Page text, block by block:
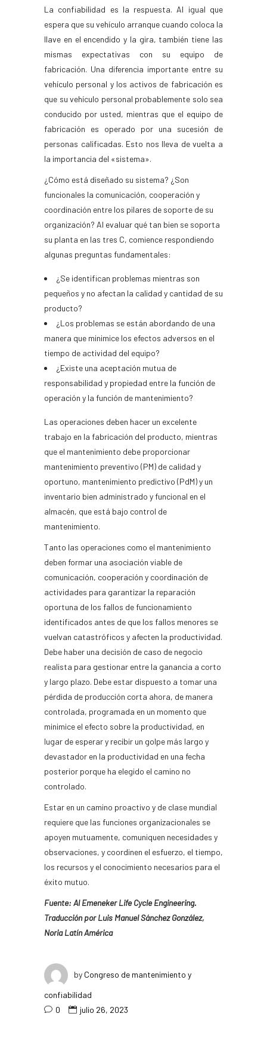
La confiabilidad es la respuesta. Al igual que
espera que su vehículo arranque cuando coloca la
llave en el encendido y la gira, también tiene las
mismas expectativas con su equipo de
fabricación. Una diferencia importante entre su
vehículo personal y los activos de fabricación es
que su vehículo personal probablemente solo sea
conducido por usted, mientras que el equipo de
fabricación es operado por una sucesión de
personas calificadas. Esto nos lleva de vuelta a
la importancia del «sistema».
¿Cómo está diseñado su sistema? ¿Son
funcionales la comunicación, cooperación y
coordinación entre los pilares de soporte de su
organización? Al evaluar qué tan bien se soporta
su planta en las tres C, comience respondiendo
algunas preguntas fundamentales:
¿Se identifican problemas mientras son
pequeños y no afectan la calidad y cantidad de su
producto?
¿Los problemas se están abordando de una
manera que minimice los efectos adversos en el
tiempo de actividad del equipo?
¿Existe una aceptación mutua de
responsabilidad y propiedad entre la función de
operación y la función de mantenimiento?
Las operaciones deben hacer un excelente
trabajo en la fabricación del producto, mientras
que el mantenimiento debe proporcionar
mantenimiento preventivo (PM) de calidad y
oportuno, mantenimiento predictivo (PdM) y un
inventario bien administrado y funcional en el
almacén, que está bajo control de
mantenimiento.
Tanto las operaciones como el mantenimiento
deben formar una asociación viable de
comunicación, cooperación y coordinación de
actividades para garantizar la reparación
oportuna de los fallos de funcionamiento
identificados antes de que los fallos menores se
vuelvan catastróficos y afecten la productividad.
Debe haber una decisión de caso de negocio
realista para gestionar entre la ganancia a corto
y largo plazo. Debe estar dispuesto a tomar una
pérdida de producción corta ahora, de manera
controlada, programada en un momento que
minimice el efecto sobre la productividad, en
lugar de esperar y recibir un golpe más largo y
devastador en la productividad en una fecha
posterior porque ha elegido el camino no
controlado.
Estar en un camino proactivo y de clase mundial
requiere que las funciones organizacionales se
apoyen mutuamente, comuniquen necesidades y
observaciones, y coordinen el esfuerzo, el tiempo,
los recursos y el conocimiento necesarios para el
éxito mutuo.
Fuente: Al Emeneker Life Cycle Engineering.
Traducción por Luis Manuel Sánchez González,
Noria Latín América
by Congreso de mantenimiento y
confiabilidad
0
julio 26, 2023